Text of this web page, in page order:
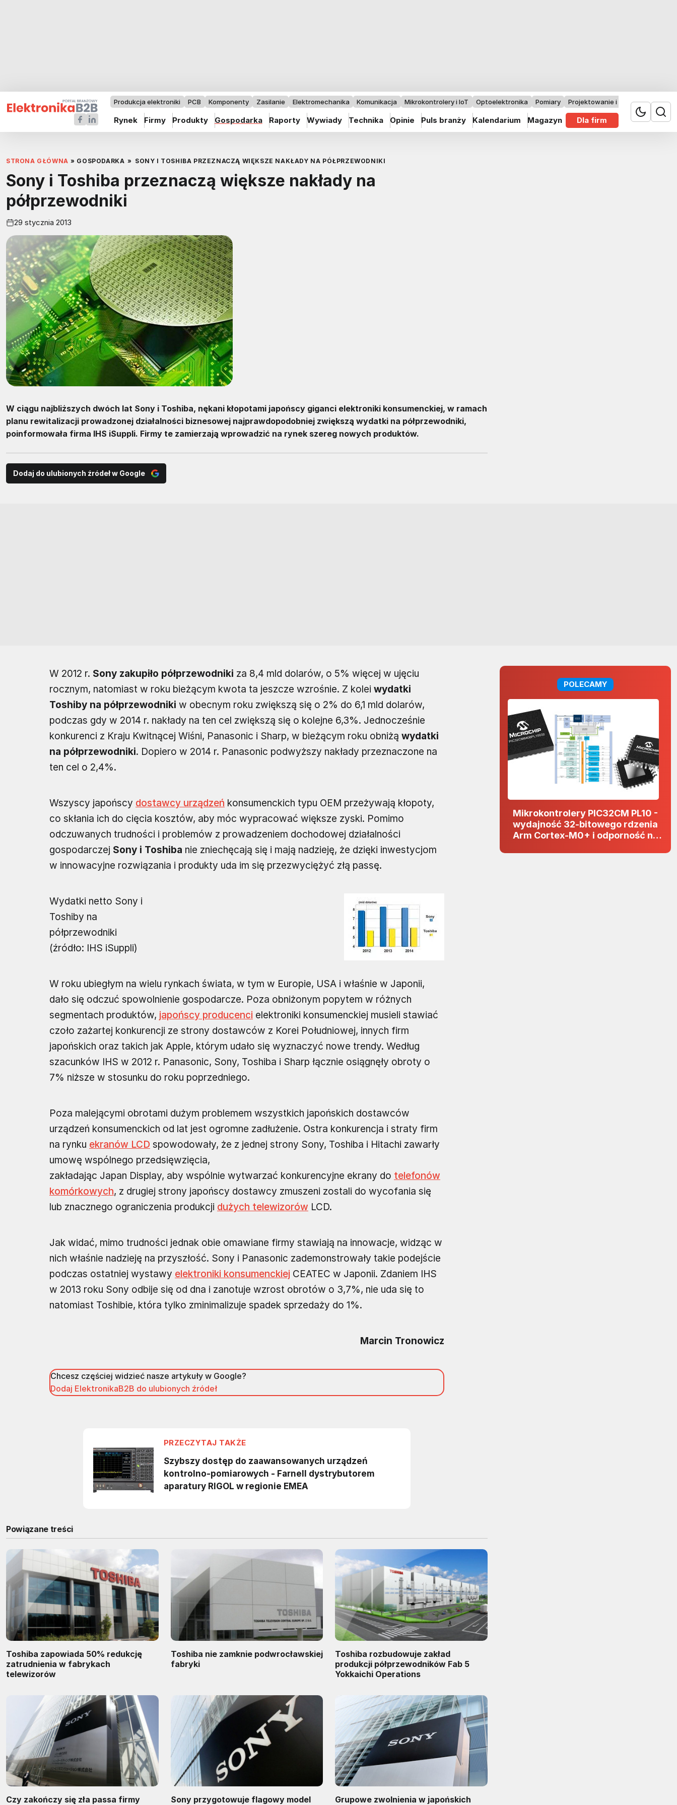
Produkcja elektroniki PCB Komponenty Zasilanie Elektromechanika Komunikacja Mikrokontrolery i IoT Optoelektronika Pomiary Projektowanie i badania
Rynek Firmy Produkty Gospodarka Raporty Wywiady Technika Opinie Puls branży Kalendarium Magazyn Dla firm
STRONA GŁÓWNA » GOSPODARKA » SONY I TOSHIBA PRZEZNACZĄ WIĘKSZE NAKŁADY NA PÓŁPRZEWODNIKI
Sony i Toshiba przeznaczą większe nakłady na
półprzewodniki
29 stycznia 2013
W ciągu najbliższych dwóch lat Sony i Toshiba, nękani kłopotami japońscy giganci elektroniki konsumenckiej, w ramach
planu rewitalizacji prowadzonej działalności biznesowej najprawdopodobniej zwiększą wydatki na półprzewodniki,
poinformowała firma IHS iSuppli. Firmy te zamierzają wprowadzić na rynek szereg nowych produktów.
Dodaj do ulubionych źródeł w Google
W 2012 r. Sony zakupiło półprzewodniki za 8,4 mld dolarów, o 5% więcej w ujęciu
rocznym, natomiast w roku bieżącym kwota ta jeszcze wzrośnie. Z kolei wydatki
Toshiby na półprzewodniki w obecnym roku zwiększą się o 2% do 6,1 mld dolarów,
podczas gdy w 2014 r. nakłady na ten cel zwiększą się o kolejne 6,3%. Jednocześnie
konkurenci z Kraju Kwitnącej Wiśni, Panasonic i Sharp, w bieżącym roku obniżą wydatki
na półprzewodniki. Dopiero w 2014 r. Panasonic podwyższy nakłady przeznaczone na
ten cel o 2,4%.
Wszyscy japońscy dostawcy urządzeń konsumenckich typu OEM przeżywają kłopoty,
co skłania ich do cięcia kosztów, aby móc wypracować większe zyski. Pomimo
odczuwanych trudności i problemów z prowadzeniem dochodowej działalności
gospodarczej Sony i Toshiba nie zniechęcają się i mają nadzieję, że dzięki inwestycjom
w innowacyjne rozwiązania i produkty uda im się przezwyciężyć złą passę.
Wydatki netto Sony i
Toshiby na
półprzewodniki
(źródło: IHS iSuppli)
W roku ubiegłym na wielu rynkach świata, w tym w Europie, USA i właśnie w Japonii,
dało się odczuć spowolnienie gospodarcze. Poza obniżonym popytem w różnych
segmentach produktów, japońscy producenci elektroniki konsumenckiej musieli stawiać
czoło zażartej konkurencji ze strony dostawców z Korei Południowej, innych firm
japońskich oraz takich jak Apple, którym udało się wyznaczyć nowe trendy. Według
szacunków IHS w 2012 r. Panasonic, Sony, Toshiba i Sharp łącznie osiągnęły obroty o
7% niższe w stosunku do roku poprzedniego.
Poza malejącymi obrotami dużym problemem wszystkich japońskich dostawców
urządzeń konsumenckich od lat jest ogromne zadłużenie. Ostra konkurencja i straty firm
na rynku ekranów LCD spowodowały, że z jednej strony Sony, Toshiba i Hitachi zawarły
umowę wspólnego przedsięwzięcia,
zakładając Japan Display, aby wspólnie wytwarzać konkurencyjne ekrany do telefonów
komórkowych, z drugiej strony japońscy dostawcy zmuszeni zostali do wycofania się
lub znacznego ograniczenia produkcji dużych telewizorów LCD.
Jak widać, mimo trudności jednak obie omawiane firmy stawiają na innowacje, widząc w
nich właśnie nadzieję na przyszłość. Sony i Panasonic zademonstrowały takie podejście
podczas ostatniej wystawy elektroniki konsumenckiej CEATEC w Japonii. Zdaniem IHS
w 2013 roku Sony odbije się od dna i zanotuje wzrost obrotów o 3,7%, nie uda się to
natomiast Toshibie, która tylko zminimalizuje spadek sprzedaży do 1%.
Marcin Tronowicz
Chcesz częściej widzieć nasze artykuły w Google?
Dodaj ElektronikaB2B do ulubionych źródeł
Powiązane treści
Toshiba zapowiada 50% redukcję
zatrudnienia w fabrykach
telewizorów
Toshiba nie zamknie podwrocławskiej
fabryki
Toshiba rozbudowuje zakład
produkcji półprzewodników Fab 5
Yokkaichi Operations
Czy zakończy się zła passa firmy
Sony przygotowuje flagowy model
Grupowe zwolnienia w japońskich
POLECAMY
Mikrokontrolery PIC32CM PL10 -
wydajność 32-bitowego rdzenia
Arm Cortex-M0+ i odporność na